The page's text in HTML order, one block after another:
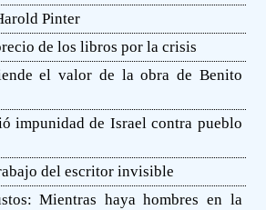
Pinter
de los libros por la crisis
el valor de la obra de Benito
impunidad de Israel contra pueblo
del escritor invisible
Mientras haya hombres en la